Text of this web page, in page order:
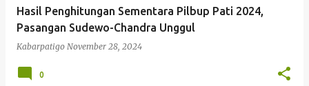
Hasil Penghitungan Sementara Pilbup Pati 2024,
Pasangan Sudewo-Chandra Unggul
Kabarpatigo November 28, 2024
0